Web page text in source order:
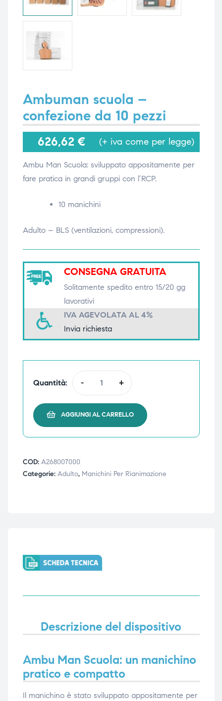
Ambuman scuola –
confezione da 10 pezzi
626,62 € (+ iva come per legge)
Ambu Man Scuola: sviluppato appositamente per
fare pratica in grandi gruppi con l’RCP.
10 manichini
Adulto – BLS (ventilazioni, compressioni).
CONSEGNA GRATUITA
Solitamente spedito entro 15/20 gg
lavorativi
IVA AGEVOLATA AL 4%
Invia richiesta
Quantità: - +
AGGIUNGI AL CARRELLO
COD: A268007000
Categorie: Adulto, Manichini Per Rianimazione
Descrizione del dispositivo
Ambu Man Scuola: un manichino
pratico e compatto
Il manichino è stato sviluppato appositamente per